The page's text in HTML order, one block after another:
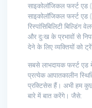
साइकोलॉजिकल फर्स्ट
साइकोलॉजिकल फर्स्ट
रिस्पांसिबिलिटी बिल्डिंग
और दुःख के प्रभावों से
देने के लिए व्यक्तियों को
सबसे लाभदायक फर्स्ट
प्रत्येक आपातकालीन
प्रक्टिसेस हैं। अभी हम
बारे में बात करेंगे। जैसे: